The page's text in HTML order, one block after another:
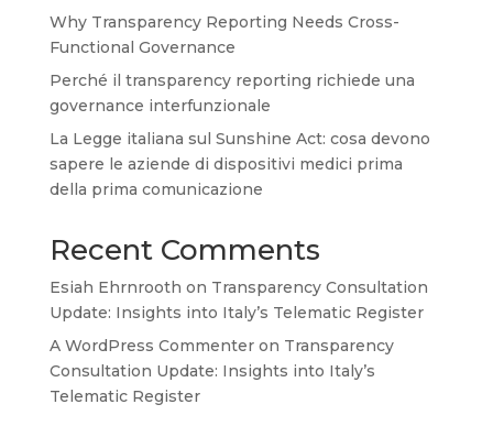
Why Transparency Reporting Needs Cross-
Functional Governance
Perché il transparency reporting richiede una
governance interfunzionale
La Legge italiana sul Sunshine Act: cosa devono
sapere le aziende di dispositivi medici prima
della prima comunicazione
Recent Comments
Esiah Ehrnrooth on Transparency Consultation
Update: Insights into Italy’s Telematic Register
A WordPress Commenteron Transparency
Consultation Update: Insights into Italy’s
Telematic Register